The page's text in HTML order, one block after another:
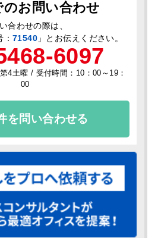
のお問い合わせ
合わせの際は、
71540 」とお伝えください。
6097
4土曜 / 受付時間：10：00～19：
00
を問い合わせる